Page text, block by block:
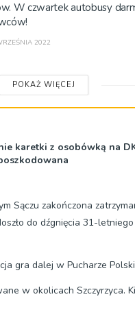
W czwartek autobusy
2022
POKAŻ WIĘCEJ
karetki z osobówką na
Sączu zakończona
do dźgnięcia 31-letniego
gra dalej w Pucharze Polski
w okolicach Szczyrzyca.